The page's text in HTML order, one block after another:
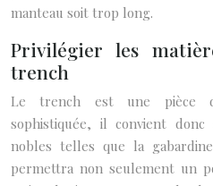
manteau soit trop long.
Privilégier les
trench
Le trench est une pièce
sophistiquée, il convient
nobles telles que la
permettra non seulement un